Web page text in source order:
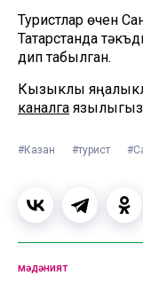
Туристлар өчен
Татарстанда
дип табылган.
Кызыклы
каналга язылыгыз
#Казан #турист
мәдәният